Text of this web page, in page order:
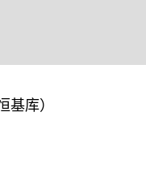
公司
基库）